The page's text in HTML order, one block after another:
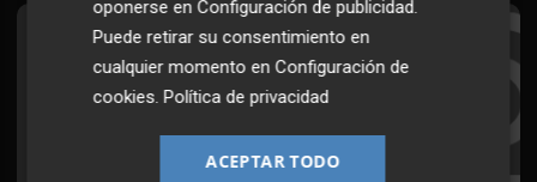
Suscríbete al Boletín
Todos los días a primera hora en tu email
oponerse enConfiguración de publicidad.
Puede retirar su consentimiento en
cualquier momento enConfiguración de
cookies.Política de privacidad
ACEPTAR TODO